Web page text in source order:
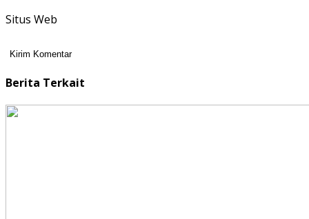
Situs Web
Berita Terkait